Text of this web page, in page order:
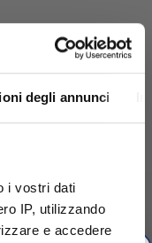
degli annunci
i vostri dati
IP, utilizzando
e accedere